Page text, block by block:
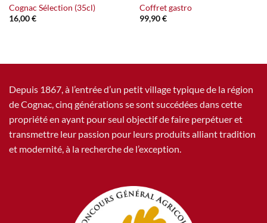
Cognac Sélection (35cl)
16,00€
Coffret gastro
99,90€
Depuis 1867, à l’entrée d’un petit village typique de la région
de Cognac, cinq générations se sont succédées dans cette
propriété en ayant pour seul objectif de faire perpétuer et
transmettre leur passion pour leurs produits alliant tradition
et modernité, à la recherche de l’exception.